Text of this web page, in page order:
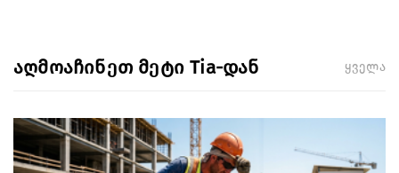
აღმოაჩინეთ მეტი Tia-დან ყველა